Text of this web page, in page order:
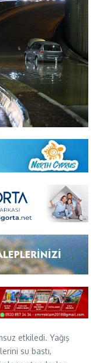
etkiledi. Yağış
su bastı,